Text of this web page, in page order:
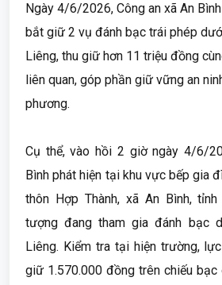
Ngày 4/6/2026, Công an xã An
bắt giữ 2 vụ đánh bạc trái phép
Liêng, thu giữ hơn 11 triệu đồng
liên quan, góp phần giữ vững an
phương.
Cụ thể, vào hồi 2 giờ ngày 4/6/
Bình phát hiện tại khu vực bếp gia
thôn Hợp Thành, xã An Bình,
tượng đang tham gia đánh bạc
Liêng. Kiểm tra tại hiện trường,
giữ 1.570.000 đồng trên chiếu